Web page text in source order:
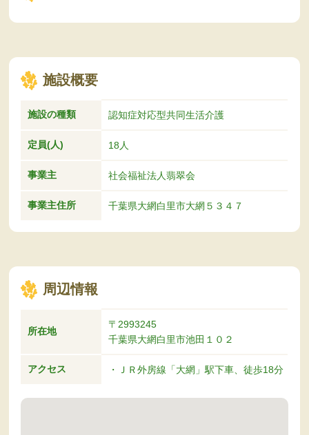
施設概要
施設の種類 認知症対応型共同生活介護
定員(人) 18人
事業主 社会福祉法人翡翠会
事業主住所 千葉県大網白里市大網５３４７
周辺情報
所在地
〒2993245
千葉県大網白里市池田１０２
アクセス ・ＪＲ外房線「大網」駅下車、徒歩18分